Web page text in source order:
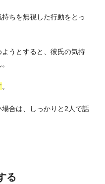
ちを無視した行動をとっ
うとすると、彼氏の気持
。
合は、しっかりと2人で話
る